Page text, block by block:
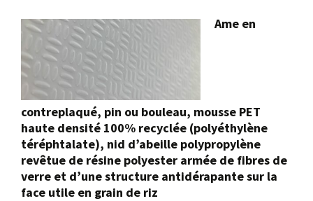
Ame en
contreplaqué, pin ou bouleau, mousse PET
haute densité 100% recyclée (polyéthylène
téréphtalate), nid d’abeille polypropylène
revêtue de résine polyester armée de fibres de
verre et d’une structure antidérapante sur la
face utile en grain de riz